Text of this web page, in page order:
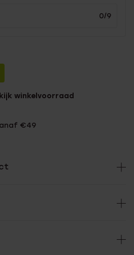
0/9
winkelvoorraad
€49